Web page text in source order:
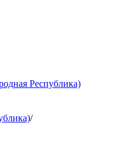
Республика)
/